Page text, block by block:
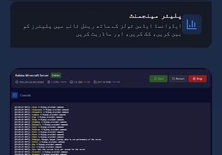
پلیئر مینجمنٹ
ایڈوانسڈ ایڈمن ٹولز کے ساتھ ریئل ٹائم میں پلیئرز کو
بین کریں، کک کریں، اور ماڈریٹ کریں